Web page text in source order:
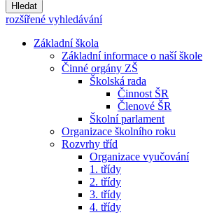
Hledat
rozšířené vyhledávání
Základní škola
Základní informace o naší škole
Činné orgány ZŠ
Školská rada
Činnost ŠR
Členové ŠR
Školní parlament
Organizace školního roku
Rozvrhy tříd
Organizace vyučování
1. třídy
2. třídy
3. třídy
4. třídy